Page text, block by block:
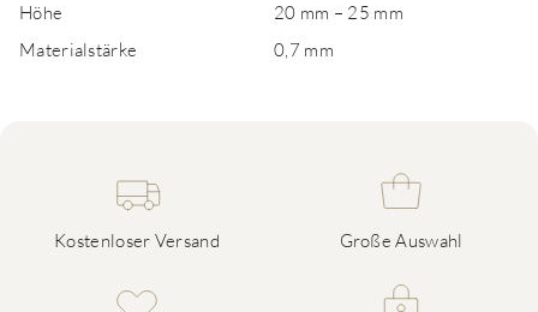
Höhe
20 mm – 25 mm
Materialstärke
0,7 mm
Kostenloser Versand Große Auswahl